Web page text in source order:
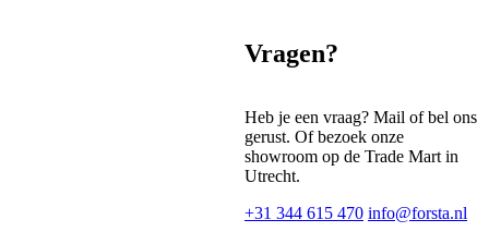
Vragen?
Heb je een vraag? Mail of bel ons
gerust. Of bezoek onze
showroom op de Trade Mart in
Utrecht.
+31 344 615 470 info@forsta.nl